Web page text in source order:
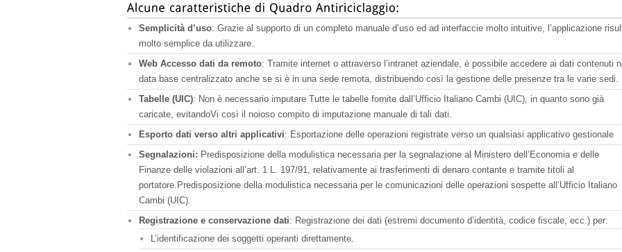
Semplicità d’uso: Grazie al supporto di un completo manuale d’uso ed ad interfaccie molto intuitive, l’applicazione
molto semplice da utilizzare.
Web Accesso dati da remoto: Tramite internet o attraverso l’intranet aziendale, è possibile accedere ai dati contenuti
data base centralizzato anche se si è in una sede remota, distribuendo così la gestione delle presenze tra le varie sedi.
Tabelle (UIC): Non è necessario imputare Tutte le tabelle fornite dall’Ufficio Italiano Cambi (UIC), in quanto sono già
caricate, evitandoVi così il noioso compito di imputazione manuale di tali dati.
Esporto dati verso altri applicativi: Esportazione delle operazioni registrate verso un qualsiasi applicativo gestionale
Segnalazioni: Predisposizione della modulistica necessaria per la segnalazione al Ministero dell’Economia e delle
Finanze delle violazioni all’art. 1 L. 197/91, relativamente ai trasferimenti di denaro contante e tramite titoli al
portatore.Predisposizione della modulistica necessaria per le comunicazioni delle operazioni sospette all’Ufficio Italiano
Cambi (UIC).
Registrazione e conservazione dati: Registrazione dei dati (estremi documento d’identità, codice fiscale, ecc.) per:
L’identificazione dei soggetti operanti direttamente.